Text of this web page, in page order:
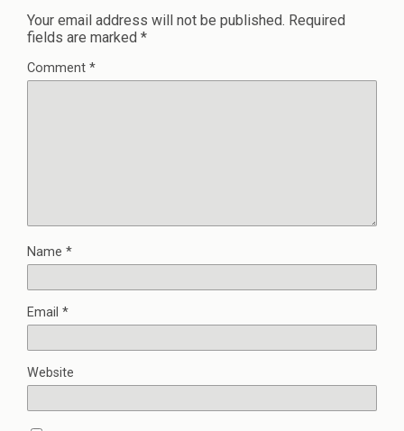
Your email address will not be published. Required
fields are marked *
Comment *
Name *
Email *
Website